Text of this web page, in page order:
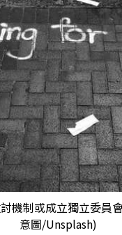
機制或成立獨立委員
意圖/Unsplash)